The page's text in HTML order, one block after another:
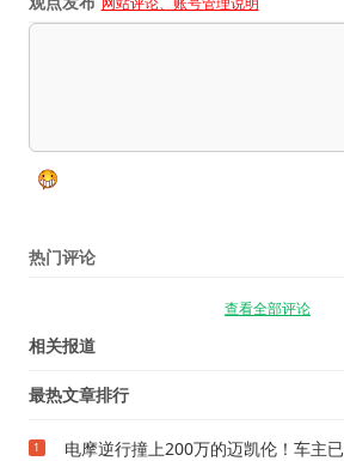
热门评论
查看全部评论
相关报道
最热文章排行
1 电摩逆行撞上200万的迈凯伦！车主